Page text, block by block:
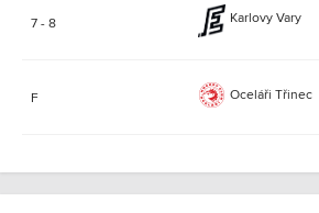
7 - 8 Karlovy Vary
F Oceláři Třinec